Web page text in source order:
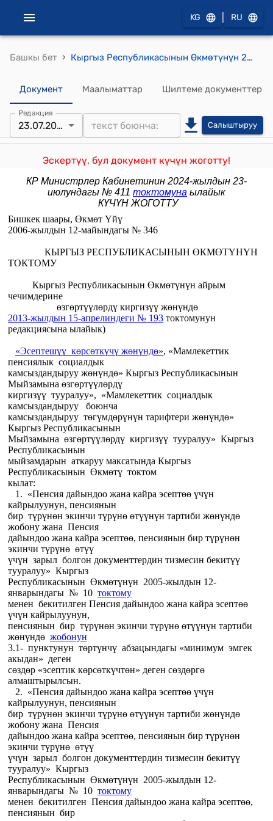
KG RU
Башкы бет › Кыргыз Республикасынын Өкмөтүнүн 2006-жылдын 12-майындагы № 346 "Кыргыз Республикасынын Өкмөтүнүн айрым чечимдерине өзгөртүүлөрдү киргизүү жөнүндө" токтому
Документ Маалыматтар Шилтеме документтер
Редакция
23.07.2024 Салыштыруу
Эскертүү, бул документ күчүн жоготту!